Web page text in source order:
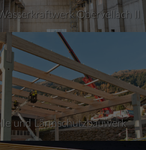
Obervellach II
und Lärmschutzbauwerk